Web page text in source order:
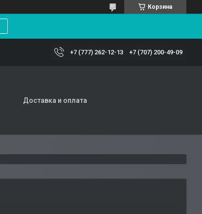
Корзина
+7 (777) 262-12-13 +7 (707) 200-49-09
Доставка и оплата